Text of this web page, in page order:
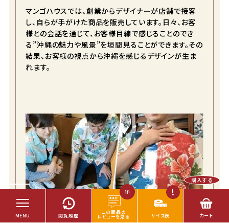
購入する
マンゴハウスでは、創業からデザイナーが店舗で接客
し、自らが手がけた商品を販売しています。日々、お客
様との会話を通じて、お客様目線で感じることのでき
る”沖縄の魅力や風景”を垣間見ることができます。その
結果、お客様の視点から沖縄を感じるデザインが生ま
れます。
1件